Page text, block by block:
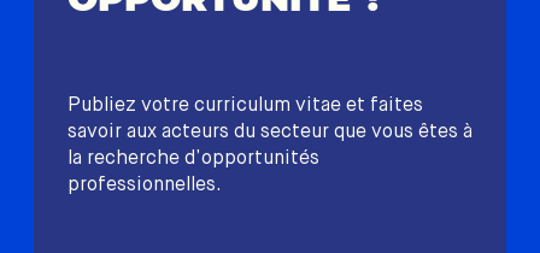
Publiez votre curriculum vitae et faites
savoir aux acteurs du secteur que vous êtes à
la recherche d’opportunités
professionnelles.